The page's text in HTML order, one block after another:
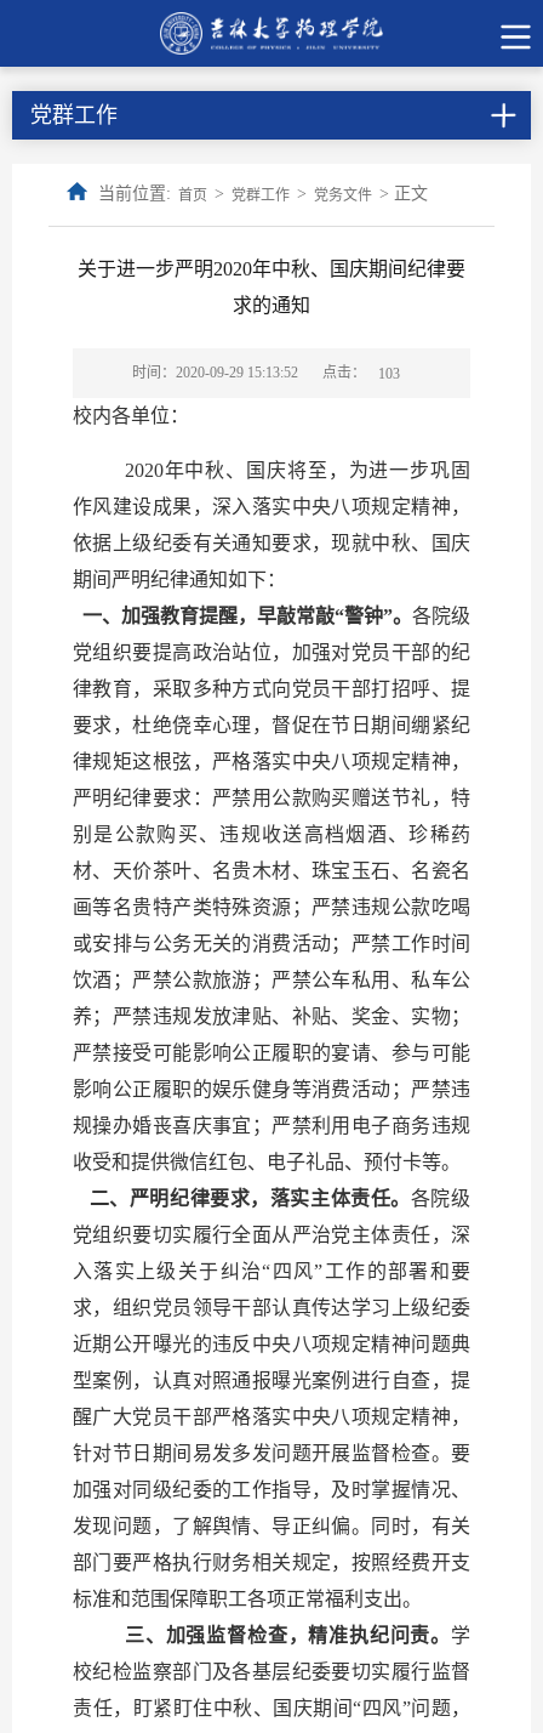
党群工作
当前位置: 首页 > 党群工作 > 党务文件 > 正文
关于进一步严明2020年中秋、国庆期间纪律要
求的通知
时间：2020-09-29 15:13:52 点击： 103
校内各单位：
2020年中秋、国庆将至，为进一步巩固
作风建设成果，深入落实中央八项规定精神，
依据上级纪委有关通知要求，现就中秋、国庆
期间严明纪律通知如下：
一、加强教育提醒，早敲常敲“警钟”。 各院级
党组织要提高政治站位，加强对党员干部的纪
律教育，采取多种方式向党员干部打招呼、提
要求，杜绝侥幸心理，督促在节日期间绷紧纪
律规矩这根弦，严格落实中央八项规定精神，
严明纪律要求：严禁用公款购买赠送节礼，特
别是公款购买、违规收送高档烟酒、珍稀药
材、天价茶叶、名贵木材、珠宝玉石、名瓷名
画等名贵特产类特殊资源；严禁违规公款吃喝
或安排与公务无关的消费活动；严禁工作时间
饮酒；严禁公款旅游；严禁公车私用、私车公
养；严禁违规发放津贴、补贴、奖金、实物；
严禁接受可能影响公正履职的宴请、参与可能
影响公正履职的娱乐健身等消费活动；严禁违
规操办婚丧喜庆事宜；严禁利用电子商务违规
收受和提供微信红包、电子礼品、预付卡等。
二、严明纪律要求，落实主体责任。 各院级
党组织要切实履行全面从严治党主体责任，深
入落实上级关于纠治“四风”工作的部署和要
求，组织党员领导干部认真传达学习上级纪委
近期公开曝光的违反中央八项规定精神问题典
型案例，认真对照通报曝光案例进行自查，提
醒广大党员干部严格落实中央八项规定精神，
针对节日期间易发多发问题开展监督检查。要
加强对同级纪委的工作指导，及时掌握情况、
发现问题，了解舆情、导正纠偏。同时，有关
部门要严格执行财务相关规定，按照经费开支
标准和范围保障职工各项正常福利支出。
三、加强监督检查，精准执纪问责。 学
校纪检监察部门及各基层纪委要切实履行监督
责任，盯紧盯住中秋、国庆期间“四风”问题，